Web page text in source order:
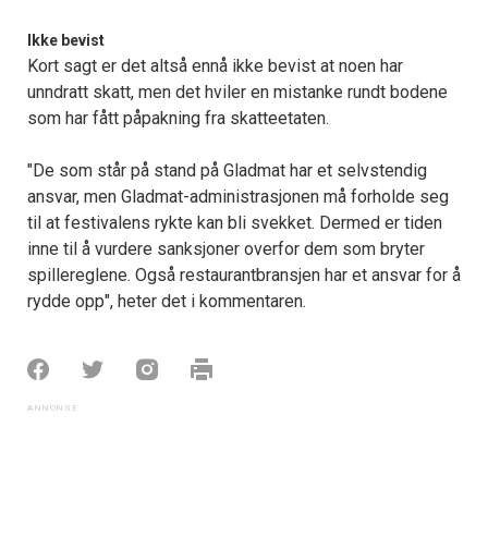
Ikke bevist
Kort sagt er det altså ennå ikke bevist at noen har
unndratt skatt, men det hviler en mistanke rundt bodene
som har fått påpakning fra skatteetaten.
"De som står på stand på Gladmat har et selvstendig
ansvar, men Gladmat-administrasjonen må forholde seg
til at festivalens rykte kan bli svekket. Dermed er tiden
inne til å vurdere sanksjoner overfor dem som bryter
spillereglene. Også restaurantbransjen har et ansvar for å
rydde opp", heter det i kommentaren.